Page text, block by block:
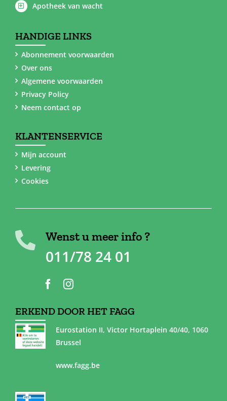
Apotheek van wacht
HANDIGE LINKS
Abonnement voorwaarden
Over ons
Algemene voorwaarden
Privacy Policy
Neem contact op
KLANTENSERVICE
Mijn account
Levering
Cookies
Wenst u meer info ?
011/78 24 01
ERKEND DOOR HET FAGG
Eurostation II, Victor Hortaplein 40/40, 1060
Brussel
www.fagg.be